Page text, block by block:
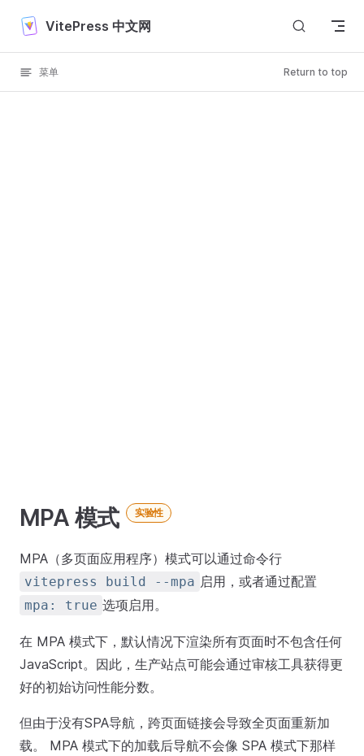
Skip to content
VitePress 中文网
菜单 Return to top
MPA 模式 实验性
MPA（多页面应用程序）模式可以通过命令行
vitepress build --mpa 启用，或者通过配置
mpa: true 选项启用。
在 MPA 模式下，默认情况下渲染所有页面时不包含任何
JavaScript。因此，生产站点可能会通过审核工具获得更
好的初始访问性能分数。
但由于没有SPA导航，跨页面链接会导致全页面重新加
载。 MPA 模式下的加载后导航不会像 SPA 模式下那样